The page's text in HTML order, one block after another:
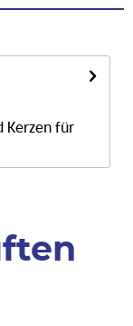
Kerzen für